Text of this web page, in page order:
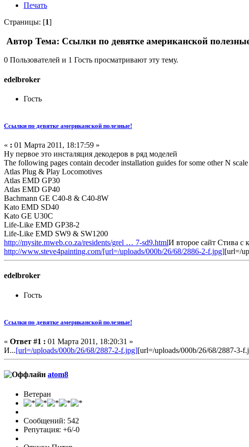
Печать
Страницы: [1]
Автор Тема: Ссылки по девятке американской
0 Пользователей и 1 Гость просматривают эту тему.
edelbroker
Гость
Ссылки по девятке американской полезные!
« : 01 Марта 2011, 18:17:59 »
Ну первое это инсталяция декодеров в ряд моделей
The following pages contain decoder installation guides for some other N
Atlas Plug & Play Locomotives
Atlas EMD GP30
Atlas EMD GP40
Bachmann GE C40-8 & C40-8W
Kato EMD SD40
Kato GE U30C
Life-Like EMD GP38-2
Life-Like EMD SW9 & SW1200
http://mysite.mweb.co.za/residents/grel … 7-sd9.htmlИ второе сайт Стива с
http://www.steve4painting.com/[url=/uploads/000b/26/68/2886-2-f.jpg][url=/
edelbroker
Гость
Ссылки по девятке американской полезные!
« Ответ #1 : 01 Марта 2011, 18:20:31 »
И...[url=/uploads/000b/26/68/2887-2-f.jpg][url=/uploads/000b/26/68/2887-3-
atom8
Ветеран
Сообщений: 542
Репутация: +6/-0